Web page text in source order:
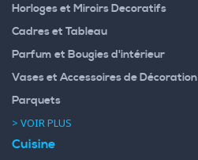
Horloges et Miroirs Decoratifs
Cadres et Tableau
Parfum et Bougies d'intérieur
Vases et Accessoires de Décoration
Parquets
> VOIR PLUS
Cuisine